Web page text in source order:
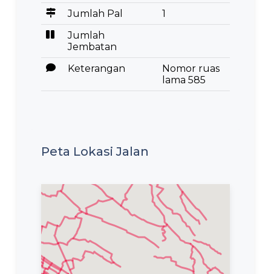
Jumlah Pal
1
Jumlah
Jembatan
Keterangan
Nomor ruas
lama 585
Peta Lokasi Jalan